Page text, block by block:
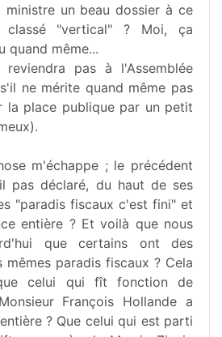
un beau dossier à ce
"vertical" ? Moi, ça
quand même...
pas à l'Assemblée
ne mérite quand même pas
la place publique par un petit
m'échappe ; le précédent
pas déclaré, du haut de ses
"paradis fiscaux c'est fini" et
entière ? Et voilà que nous
que certains ont des
mêmes paradis fiscaux ? Cela
celui qui fît fonction de
François Hollande a
? Que celui qui est parti